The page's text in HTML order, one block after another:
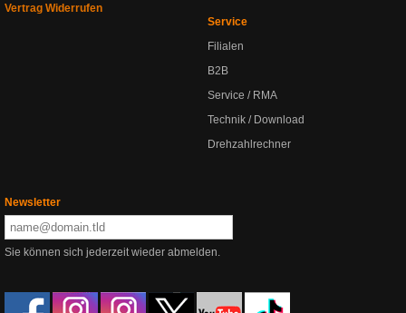
Vertrag Widerrufen
Service
Filialen
B2B
Service / RMA
Technik / Download
Drehzahlrechner
Newsletter
Sie können sich jederzeit wieder abmelden.